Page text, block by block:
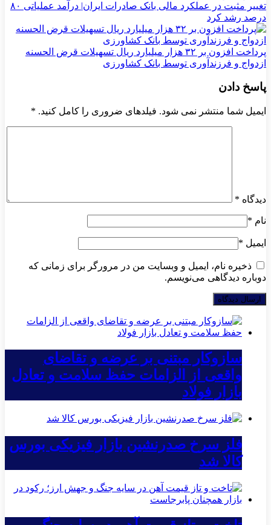
تغییر مثبت در عملکرد مالی بانک صادرات ایران| درآمد عملیاتی ۸۰
درصد رشد کرد
پرداخت افزون بر ۳۲ هزار میلیارد ریال تسهیلات قرض الحسنه
ازدواج و فرزندآوری توسط بانک کشاورزی
پاسخ دادن
ایمیل شما منتشر نمی شود. فیلدهای ضروری را کامل کنید. *
دیدگاه *
نام *
ایمیل *
ذخیره نام، ایمیل و وبسایت من در مرورگر برای زمانی که
دوباره دیدگاهی می‌نویسم.
سازوکار مبتنی بر عرضه و تقاضای
واقعی از الزامات حفظ سلامت و تعادل
بازار فولاد
فلز سرخ صدرنشین بازار فیزیکی بورس
کالا شد